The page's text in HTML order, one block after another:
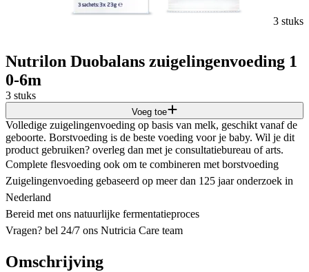
3 stuks
Nutrilon Duobalans zuigelingenvoeding 1
0-6m
3 stuks
Voeg toe
Volledige zuigelingenvoeding op basis van melk, geschikt vanaf de
geboorte. Borstvoeding is de beste voeding voor je baby. Wil je dit
product gebruiken? overleg dan met je consultatiebureau of arts.
Complete flesvoeding ook om te combineren met borstvoeding
Zuigelingenvoeding gebaseerd op meer dan 125 jaar onderzoek in
Nederland
Bereid met ons natuurlijke fermentatieproces
Vragen? bel 24/7 ons Nutricia Care team
Omschrijving